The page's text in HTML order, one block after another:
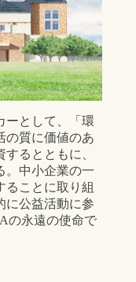
ーとして、「環
の質に価値のあ
るとともに、
。中小企業の一
ることに取り組
に公益活動に参
の永遠の使命で